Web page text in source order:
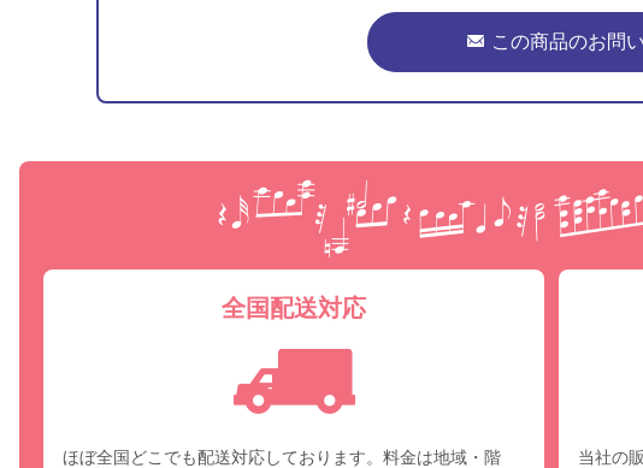
この商品のお問
全国配送対応
ほぼ全国どこでも配送対応しております。料金は地域・階
当社の